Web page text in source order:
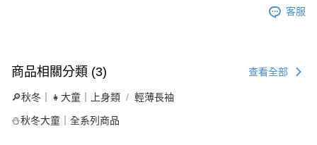
客服
商品相關分類 (3) 查看全部
🔎秋冬｜👧大童｜上身類 輕薄長袖
⛄秋冬大童｜全系列商品